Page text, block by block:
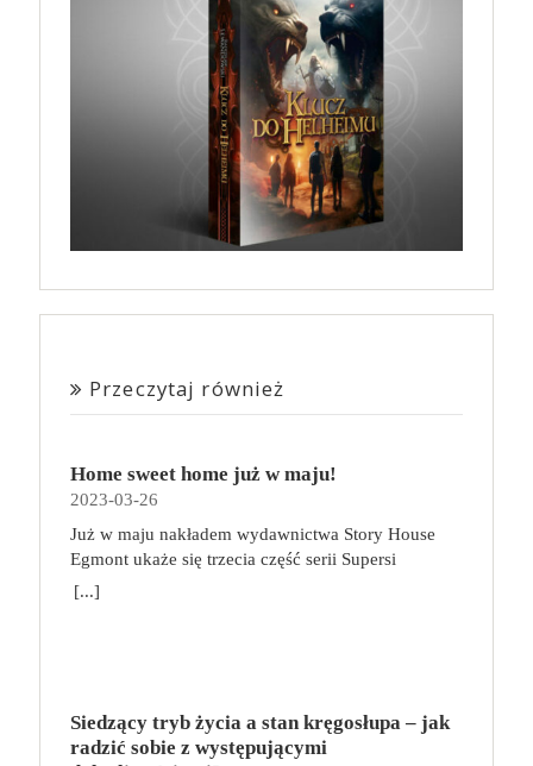
Przeczytaj również
Home sweet home już w maju!
2023-03-26
Już w maju nakładem wydawnictwa Story House
Egmont ukaże się trzecia część serii Supersi
scenarzysty Frederic Maupome. Ten tom nosi tytuł
przed odkryciem, kim są. W tej serii autorzy
podejmują takie tematy, jak poszukiwanie
[...]
Siedzący tryb życia a stan kręgosłupa – jak
radzić sobie z występującymi